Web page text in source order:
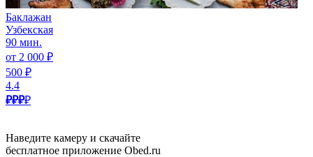
Баклажан
Узбекская
90 мин.
от 2 000 ₽
500 ₽
4.4
₽₽₽₽
Наведите камеру и скачайте
бесплатное приложение Obed.ru